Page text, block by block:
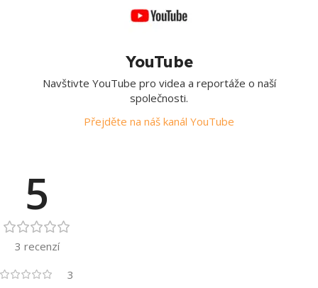
YouTube
Navštivte YouTube pro videa a reportáže o naší
společnosti.
Přejděte na náš kanál YouTube
5
3 recenzí
3